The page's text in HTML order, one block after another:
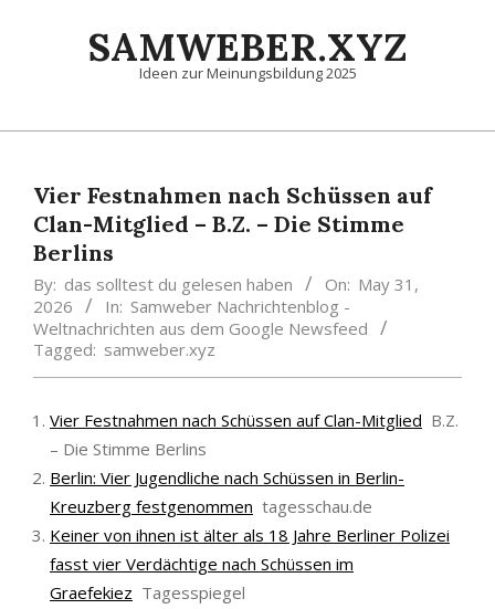
SAMWEBER.XYZ
Ideen zur Meinungsbildung 2025
Primary
MenuVier Festnahmen nach Schüssen auf
Clan-Mitglied – B.Z. – Die Stimme
Berlins
By: das solltest du gelesen haben On: May 31,
2026
In: Samweber Nachrichtenblog -
Weltnachrichten aus dem Google Newsfeed
Tagged: samweber.xyz
Vier Festnahmen nach Schüssen auf Clan-Mitglied B.Z.
– Die Stimme Berlins
Berlin: Vier Jugendliche nach Schüssen in Berlin-
Kreuzberg festgenommen tagesschau.de
Keiner von ihnen ist älter als 18 Jahre Berliner Polizei
fasst vier Verdächtige nach Schüssen im
Graefekiez Tagesspiegel